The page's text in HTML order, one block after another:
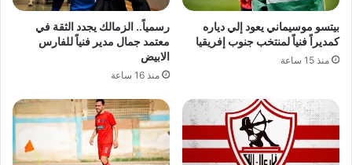
بيتسو موسيماني يعود إلي دياره
كمديراً فنياً لمنتخب جنوب إفريقيا
منذ 15 ساعة
رسمياً.. الزمالك يجدد الثقة في
معتمد جمال مدير فنياً للفارس
الابيض
منذ 16 ساعة